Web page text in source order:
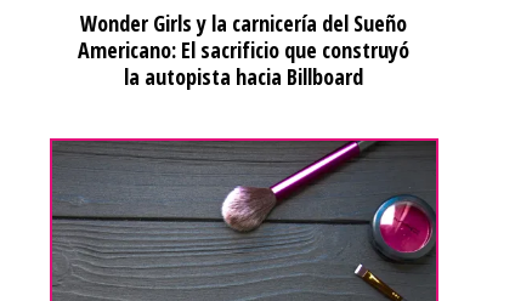
Wonder Girls y la carnicería del Sueño
Americano: El sacrificio que construyó
la autopista hacia Billboard